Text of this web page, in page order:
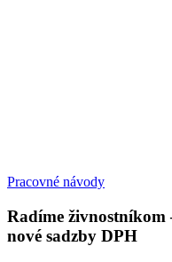
Pracovné návody
Radíme
nové sadzby DPH